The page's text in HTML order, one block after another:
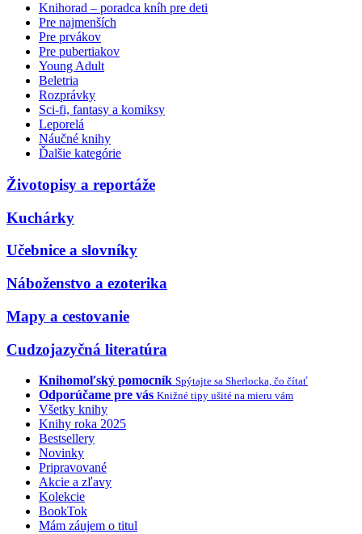
Knihorad – poradca kníh pre deti
Pre najmenších
Pre prvákov
Pre pubertiakov
Young Adult
Beletria
Rozprávky
Sci-fi, fantasy a komiksy
Leporelá
Náučné knihy
Ďalšie kategórie
Životopisy a reportáže
Kuchárky
Učebnice a slovníky
Náboženstvo a ezoterika
Mapy a cestovanie
Cudzojazyčná literatúra
Knihomoľský pomocník Spýtajte sa Sherlocka, čo čítať
Odporúčame pre vás Knižné tipy ušité na mieru vám
Všetky knihy
Knihy roka 2025
Bestsellery
Novinky
Pripravované
Akcie a zľavy
Kolekcie
BookTok
Mám záujem o titul